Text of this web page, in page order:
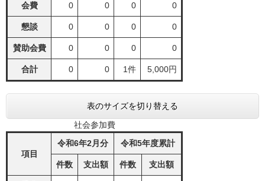
会費 0 0 0 0
懇談 0 0 0 0
賛助会費 0 0 0 0
合計 0 0 1件 5,000円
表のサイズを切り替える
社会参加費
項目
令和6年2月分 令和5年度累計
件数 支出額 件数 支出額